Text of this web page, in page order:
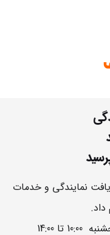
نمایندگی و خدمات
داد.